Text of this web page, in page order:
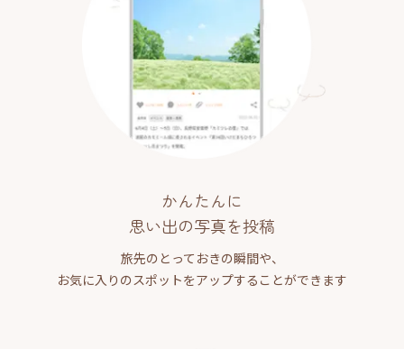
かんたんに
思い出の写真を投稿
旅先のとっておきの瞬間や、
お気に入りのスポットをアップすることができます